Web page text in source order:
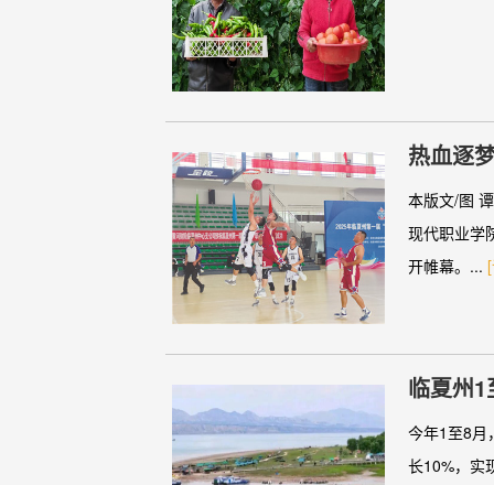
热血逐
本版文/图
现代职业学
开帷幕。...
临夏州
今年1至8月
长10%，实